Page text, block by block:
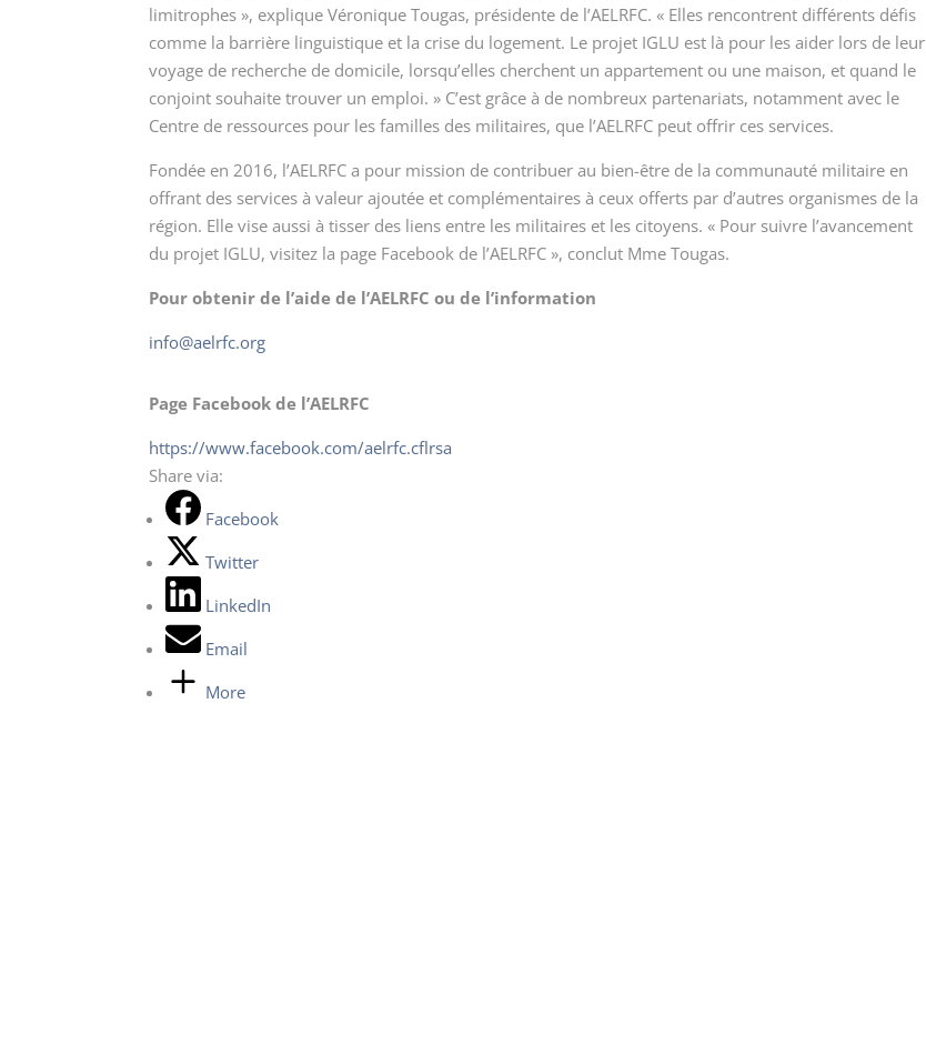
limitrophes », explique Véronique Tougas, présidente de l’AELRFC. « Elles rencontrent différents défis
comme la barrière linguistique et la crise du logement. Le projet IGLU est là pour les aider lors de leur
voyage de recherche de domicile, lorsqu’elles cherchent un appartement ou une maison, et quand le
conjoint souhaite trouver un emploi. » C’est grâce à de nombreux partenariats, notamment avec le
Centre de ressources pour les familles des militaires, que l’AELRFC peut offrir ces services.
Fondée en 2016, l’AELRFC a pour mission de contribuer au bien-être de la communauté militaire en
offrant des services à valeur ajoutée et complémentaires à ceux offerts par d’autres organismes de la
région. Elle vise aussi à tisser des liens entre les militaires et les citoyens. « Pour suivre l’avancement
du projet IGLU, visitez la page Facebook de l’AELRFC », conclut Mme Tougas.
Pour obtenir de l’aide de l’AELRFC ou de l’information
info@aelrfc.org
Page Facebook de l’AELRFC
https://www.facebook.com/aelrfc.cflrsa
Share via:
Facebook
Twitter
LinkedIn
Email
More